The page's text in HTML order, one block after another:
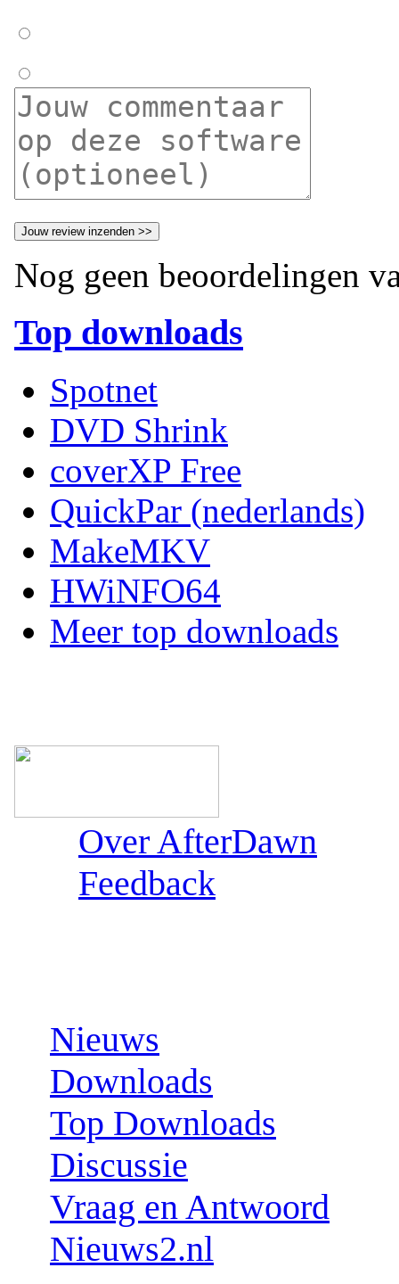
Nog geen beoordelingen
Top downloads
Spotnet
DVD Shrink
coverXP Free
QuickPar (nederlands)
MakeMKV
HWiNFO64
Meer top downloads
Over AfterDawn
Feedback
Nieuws
Downloads
Top Downloads
Discussie
Vraag en Antwoord
Nieuws2.nl